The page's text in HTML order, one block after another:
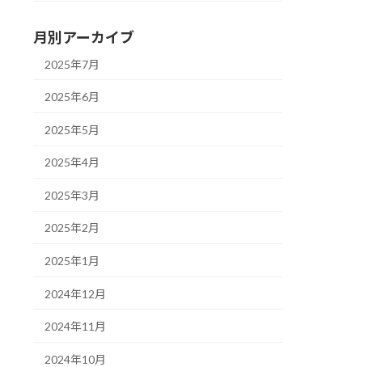
月別アーカイブ
2025年7月
2025年6月
2025年5月
2025年4月
2025年3月
2025年2月
2025年1月
2024年12月
2024年11月
2024年10月